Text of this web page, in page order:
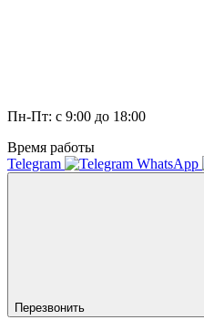
Пн-Пт: с 9:00 до 18:00
Время работы
Telegram
WhatsApp
Перезвонить